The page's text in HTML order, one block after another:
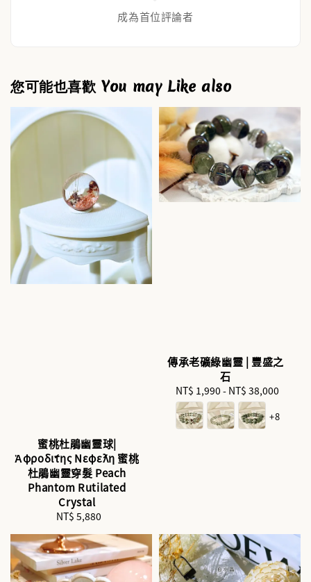
成為首位評論者
您可能也喜歡 You may Like also
蜜桃杜鵑幽靈球|
Ἀφροδίτης Νεφέλη 蜜桃
杜鵑幽靈穿髮 Peach
Phantom Rutilated
Crystal
Regular
price
NT$ 5,880
傳承老礦綠幽靈 | 豐盛之
石
Regular
price
NT$ 1,990 - NT$ 38,000
+8